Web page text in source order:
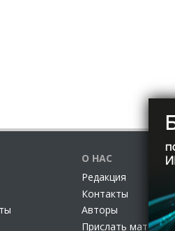
О НАС
Редакция
Контакты
Авторы
Прислать материал